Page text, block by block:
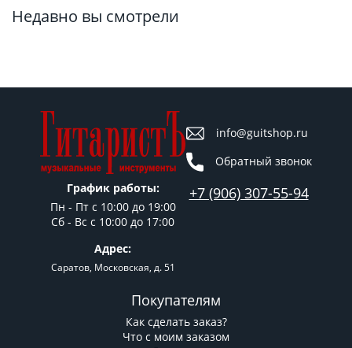
Недавно вы смотрели
График работы:
Пн - Пт c 10:00 до 19:00
Сб - Вс с 10:00 до 17:00
Адрес:
Саратов, Московская, д. 51
info@guitshop.ru
Обратный звонок
+7 (906) 307-55-94
Покупателям
Как сделать заказ?
Что с моим заказом